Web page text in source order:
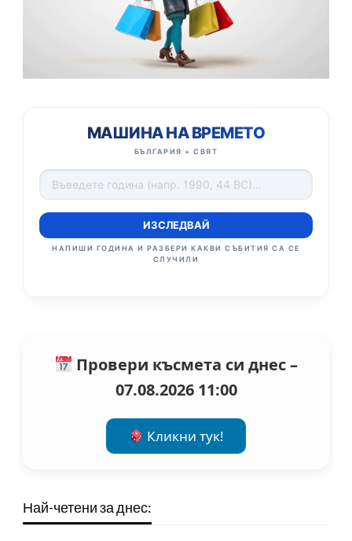
МАШИНА НА ВРЕМЕТО
БЪЛГАРИЯ + СВЯТ
ИЗСЛЕДВАЙ
НАПИШИ ГОДИНА И РАЗБЕРИ КАКВИ СЪБИТИЯ СА СЕ
СЛУЧИЛИ
Провери късмета си днес –
07.08.2026 11:00
Кликни тук!
Най-четени за днес: